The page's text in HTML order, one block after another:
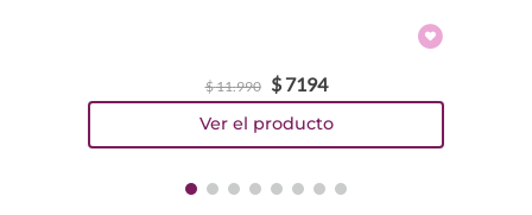
$11.990 $ 7194